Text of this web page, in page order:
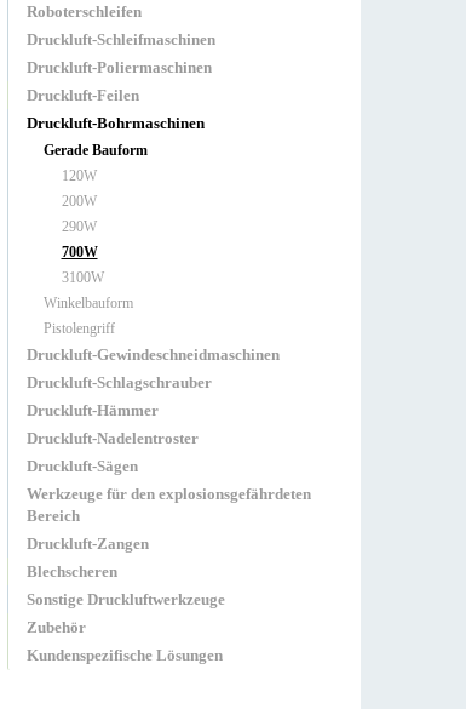
Roboterschleifen
Druckluft-Schleifmaschinen
Druckluft-Poliermaschinen
Druckluft-Feilen
Druckluft-Bohrmaschinen
Gerade Bauform
120W
200W
290W
700W
3100W
Winkelbauform
Pistolengriff
Druckluft-Gewindeschneidmaschinen
Druckluft-Schlagschrauber
Druckluft-Hämmer
Druckluft-Nadelentroster
Druckluft-Sägen
Werkzeuge für den explosionsgefährdeten
Bereich
Druckluft-Zangen
Blechscheren
Sonstige Druckluftwerkzeuge
Zubehör
Kundenspezifische Lösungen